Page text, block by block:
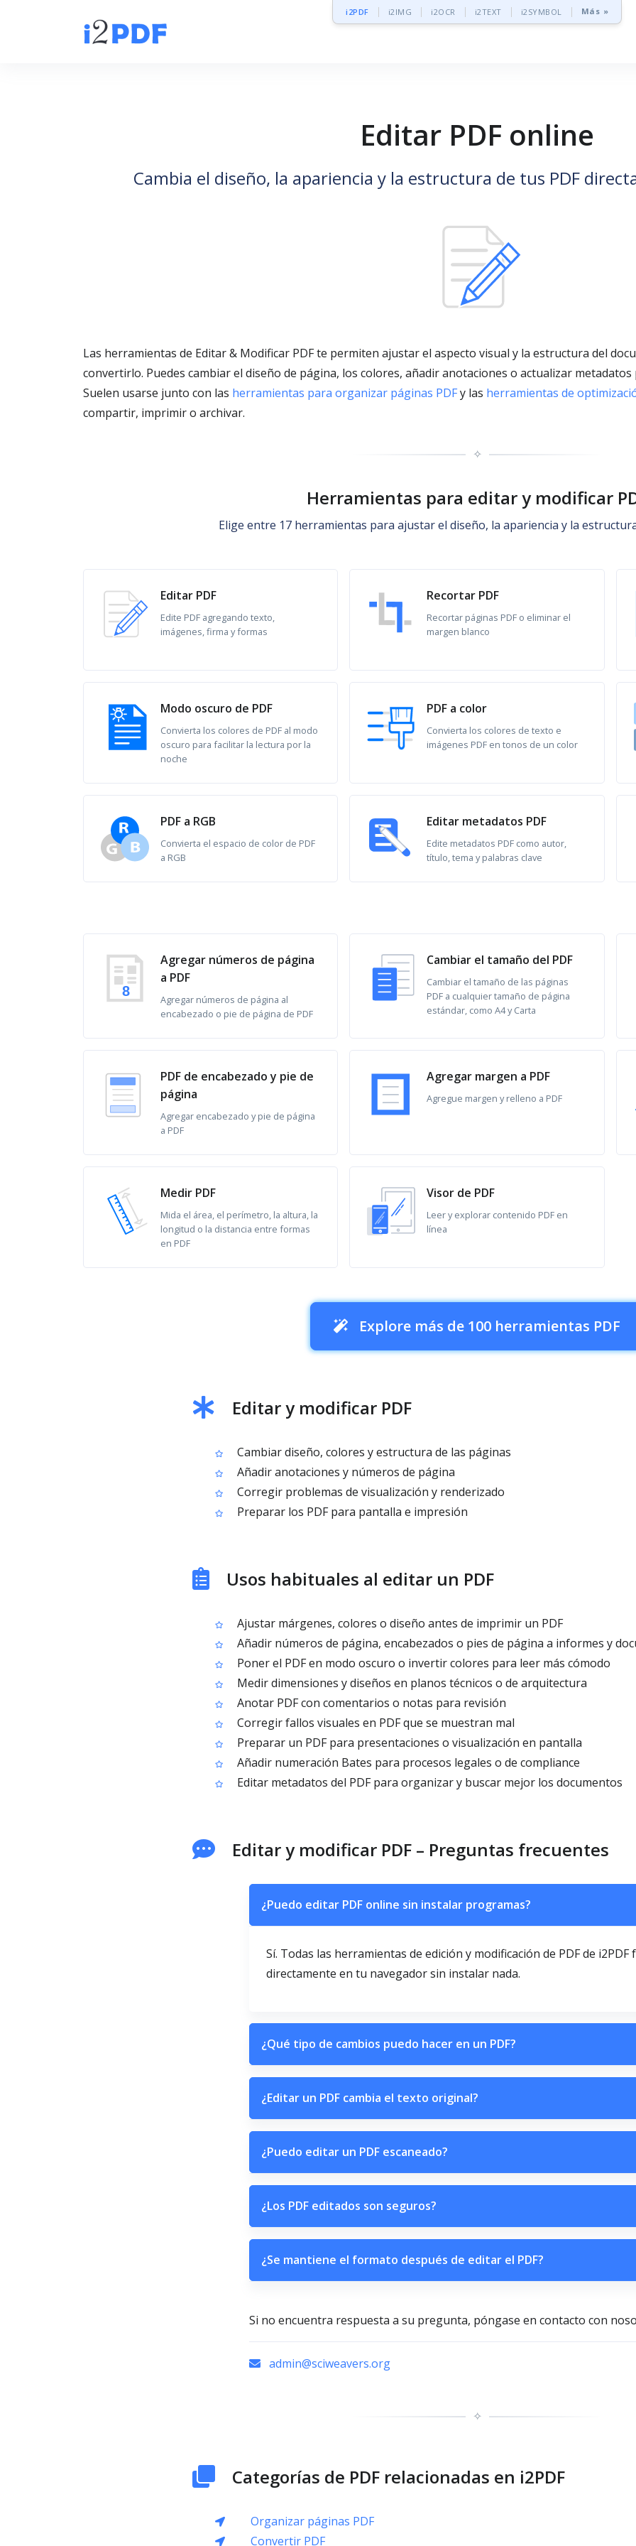
i2PDF i2IMG i2OCR i2TEXT i2SYMBOL Más »
Editar PDF online
Cambia el diseño, la apariencia y la estructura de tus PDF
Las herramientas de Editar & Modificar PDF te permiten ajustar el aspecto visual y la estructura del
convertirlo. Puedes cambiar el diseño de página, los colores, añadir anotaciones o actualizar
Suelen usarse junto con las herramientas para organizar páginas PDFy las herramientas de
compartir, imprimir o archivar.
✧
Herramientas para editar y modificar
Elige entre 17 herramientas para ajustar el diseño, la apariencia y la
Editar PDF
Edite PDF agregando texto,
imágenes, firma y formas
Recortar PDF
Recortar páginas PDF o eliminar el
margen blanco
Modo oscuro de PDF
Convierta los colores de PDF al modo
oscuro para facilitar la lectura por la
noche
PDF a color
Convierta los colores de texto e
imágenes PDF en tonos de un color
PDF a RGB
Convierta el espacio de color de PDF
a RGB
Editar metadatos PDF
Edite metadatos PDF como autor,
título, tema y palabras clave
8
Agregar números de página
a PDF
Agregar números de página al
encabezado o pie de página de PDF
Cambiar el tamaño del PDF
Cambiar el tamaño de las páginas
PDF a cualquier tamaño de página
estándar, como A4 y Carta
PDF de encabezado y pie de
página
Agregar encabezado y pie de página
a PDF
Agregar margen a PDF
Agregue margen y relleno a PDF
Medir PDF
Mida el área, el perímetro, la altura, la
longitud o la distancia entre formas
en PDF
Visor de PDF
Leer y explorar contenido PDF en
línea
Explore más de 100 herramientas PDF
Editar y modificar PDF
Cambiar diseño, colores y estructura de las páginas
Añadir anotaciones y números de página
Corregir problemas de visualización y renderizado
Preparar los PDF para pantalla e impresión
Usos habituales al editar un PDF
Ajustar márgenes, colores o diseño antes de imprimir un PDF
Añadir números de página, encabezados o pies de página a informes y
Poner el PDF en modo oscuro o invertir colores para leer más cómodo
Medir dimensiones y diseños en planos técnicos o de arquitectura
Anotar PDF con comentarios o notas para revisión
Corregir fallos visuales en PDF que se muestran mal
Preparar un PDF para presentaciones o visualización en pantalla
Añadir numeración Bates para procesos legales o de compliance
Editar metadatos del PDF para organizar y buscar mejor los documentos
Editar y modificar PDF – Preguntas frecuentes
¿Puedo editar PDF online sin instalar programas?
Sí. Todas las herramientas de edición y modificación de PDF de i2PDF
directamente en tu navegador sin instalar nada.
¿Qué tipo de cambios puedo hacer en un PDF?
¿Editar un PDF cambia el texto original?
¿Puedo editar un PDF escaneado?
¿Los PDF editados son seguros?
¿Se mantiene el formato después de editar el PDF?
Si no encuentra respuesta a su pregunta, póngase en contacto con
admin@sciweavers.org
✧
Categorías de PDF relacionadas en i2PDF
Organizar páginas PDF
Convertir PDF